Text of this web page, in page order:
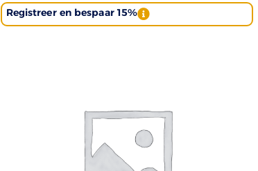
Registreer en bespaar 15%